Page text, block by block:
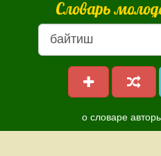
Словарь
о словаре